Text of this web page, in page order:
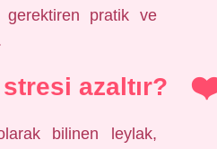
gerektiren pratik ve
azaltır?
bilinen leylak,